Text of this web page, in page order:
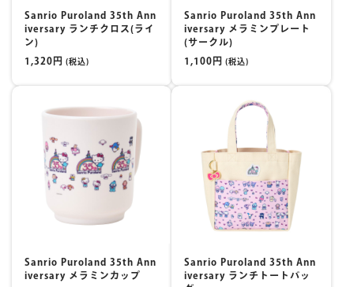
Sanrio Puroland 35th Ann
iversary ランチクロス(ライ
ン)
1,320円 (税込)
Sanrio Puroland 35th Ann
iversary メラミンプレート
(サークル)
1,100円 (税込)
Sanrio Puroland 35th Ann
iversary メラミンカップ
Sanrio Puroland 35th Ann
iversary ランチトートバッ